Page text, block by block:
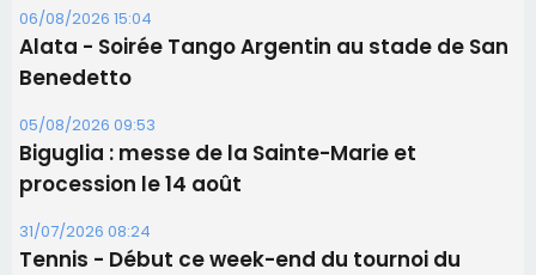
31/07/2026 08:24
Tennis - Début ce week-end du tournoi du
RCPV
31/07/2026 08:22
82ème anniversaire de la disparition du
Commandant Antoine de Saint Exupery